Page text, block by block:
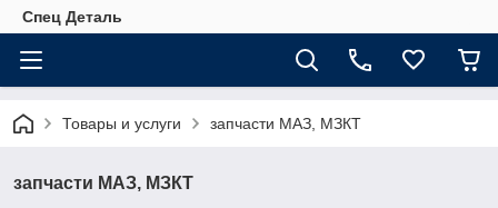
Спец Деталь
Товары и услуги запчасти МАЗ, МЗКТ
запчасти МАЗ, МЗКТ